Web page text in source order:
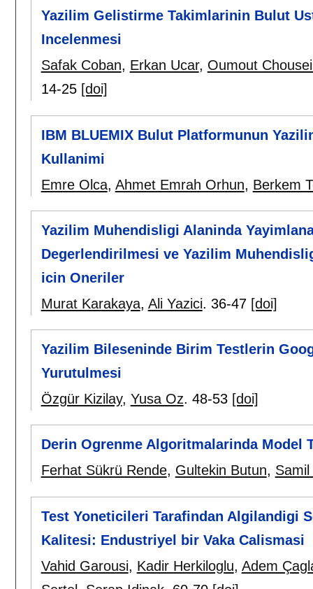
Yazilim Gelistirme Takimlarinin Bulut
Incelenmesi
Safak Coban, Erkan Ucar, Oumout
14-25 [doi]
IBM BLUEMIX Bulut Platformunun
Kullanimi
Emre Olca, Ahmet Emrah Orhun, Berkem
Yazilim Muhendisligi Alaninda
Degerlendirilmesi ve Yazilim
icin Oneriler
Murat Karakaya, Ali Yazici. 36-47 [doi]
Yazilim Bileseninde Birim Testlerin
Yurutulmesi
Özgür Kizilay, Yusa Oz. 48-53 [doi]
Derin Ogrenme Algoritmalarinda Model
Ferhat Sükrü Rende, Gultekin Butun,
Test Yoneticileri Tarafindan Algilandigi
Kalitesi: Endustriyel bir Vaka Calismasi
Vahid Garousi, Kadir Herkiloglu, Adem